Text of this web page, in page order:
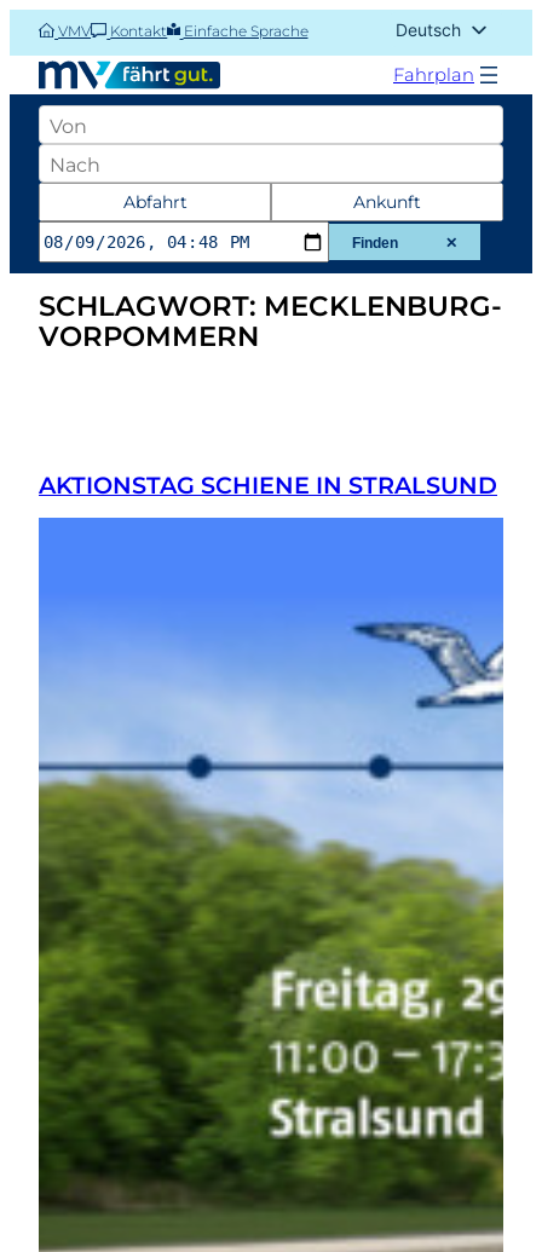
Zum
Inhalt
springen
VMV Kontakt Einfache Sprache
Deutsch
English (UK)
Fahrplan
AbfahrtsortAbfahrt Ankunft
und
Zeit
der
Abfahrt
Finden ✕
SCHLAGWORT: MECKLENBURG-
VORPOMMERN
AKTIONSTAG SCHIENE IN STRALSUND